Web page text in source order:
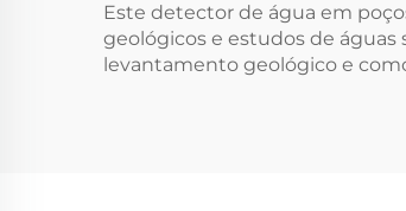
Este detector de água em
geológicos e estudos de águas
levantamento geológico e